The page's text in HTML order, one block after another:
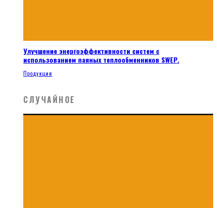
Улучшение энергоэффективности систем с
использованием паяных теплообменников SWEP.
Продукция
СЛУЧАЙНОЕ